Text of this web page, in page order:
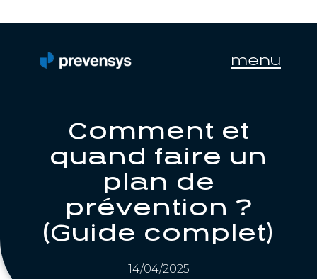
menu
Comment et
quand faire un
plan de
prévention ?
(Guide complet)
14/04/2025